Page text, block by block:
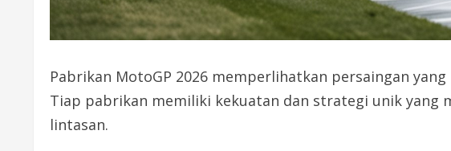
Pabrikan MotoGP 2026 memperlihatkan persaingan
Tiap pabrikan memiliki kekuatan dan strategi unik yang
lintasan.